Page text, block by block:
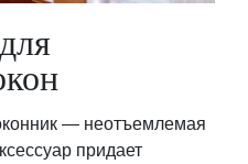
— неотъемлемая
придает